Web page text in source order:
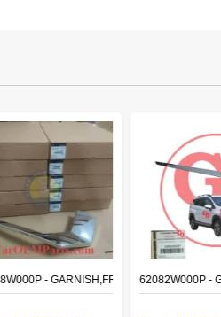
- GARNISH,FR BUMPER SIDE
62082W000P -